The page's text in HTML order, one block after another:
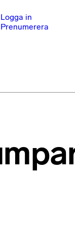
Logga in
Prenumerera